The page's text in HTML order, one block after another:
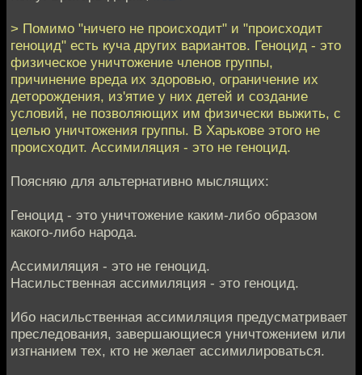
> Помимо "ничего не происходит" и "происходит
геноцид" есть куча других вариантов. Геноцид - это
физическое уничтожение членов группы,
причинение вреда их здоровью, ограничение их
деторождения, из'ятие у них детей и создание
условий, не позволяющих им физически выжить, с
целью уничтожения группы. В Харькове этого не
происходит. Ассимиляция - это не геноцид.
Поясняю для альтернативно мыслящих:
Геноцид - это уничтожение каким-либо образом
какого-либо народа.
Ассимиляция - это не геноцид.
Насильственная ассимиляция - это геноцид.
Ибо насильственная ассимиляция предусматривает
преследования, завершающиеся уничтожением или
изгнанием тех, кто не желает ассимилироваться.